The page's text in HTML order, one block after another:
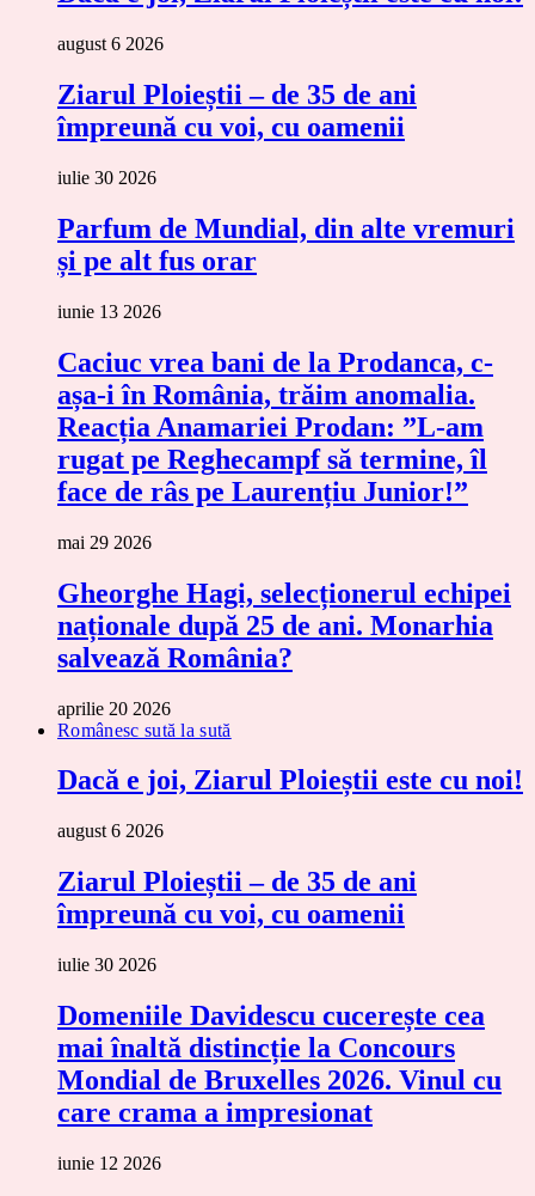
august 6 2026
Ziarul Ploieștii – de 35 de ani
împreună cu voi, cu oamenii
iulie 30 2026
Parfum de Mundial, din alte vremuri
și pe alt fus orar
iunie 13 2026
Caciuc vrea bani de la Prodanca, c-
așa-i în România, trăim anomalia.
Reacția Anamariei Prodan: ”L-am
rugat pe Reghecampf să termine, îl
face de râs pe Laurențiu Junior!”
mai 29 2026
Gheorghe Hagi, selecționerul echipei
naționale după 25 de ani. Monarhia
salvează România?
aprilie 20 2026
Românesc sută la sută
Dacă e joi, Ziarul Ploieștii este cu noi!
august 6 2026
Ziarul Ploieștii – de 35 de ani
împreună cu voi, cu oamenii
iulie 30 2026
Domeniile Davidescu cucerește cea
mai înaltă distincție la Concours
Mondial de Bruxelles 2026. Vinul cu
care crama a impresionat
iunie 12 2026